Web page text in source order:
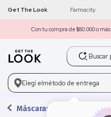
Get The Look Farmacity
Con tu compra de $80.000 o más
Buscar productos
Elegí elmétodo de entrega
Máscaras de Pestañas
1 get the look
2 máscara pestañas
3.